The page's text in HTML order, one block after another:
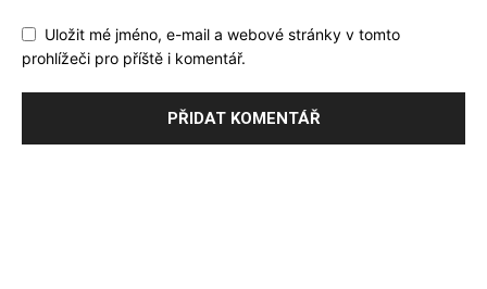
Uložit mé jméno, e-mail a webové stránky v tomto
prohlížeči pro příště i komentář.